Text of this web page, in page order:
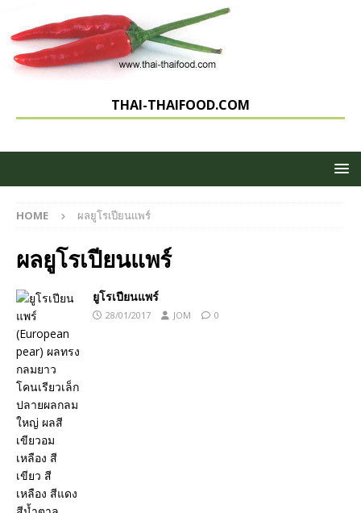
THAI-THAIFOOD.COM
HOME ผลยูโรเปียนแพร์
ผลยูโรเปียนแพร์
ยูโรเปียนแพร์
28/01/2017 JOM 0